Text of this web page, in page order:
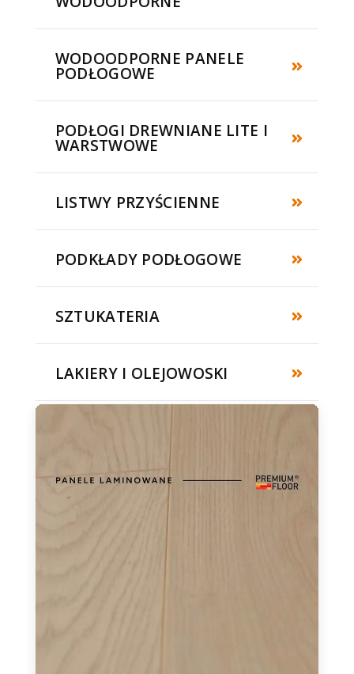
WODOODPORNE PANELE
PODŁOGOWE
PODŁOGI DREWNIANE LITE I
WARSTWOWE
LISTWY PRZYŚCIENNE
PODKŁADY PODŁOGOWE
SZTUKATERIA
LAKIERY I OLEJOWOSKI